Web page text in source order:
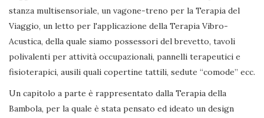
stanza multisensoriale, un vagone-treno per la Terapia del
Viaggio, un letto per l'applicazione della Terapia Vibro-
Acustica, della quale siamo possessori del brevetto, tavoli
polivalenti per attività occupazionali, pannelli terapeutici e
fisioterapici, ausili quali copertine tattili, sedute “comode” ecc.
Un capitolo a parte è rappresentato dalla Terapia della
Bambola, per la quale è stata pensato ed ideato un design